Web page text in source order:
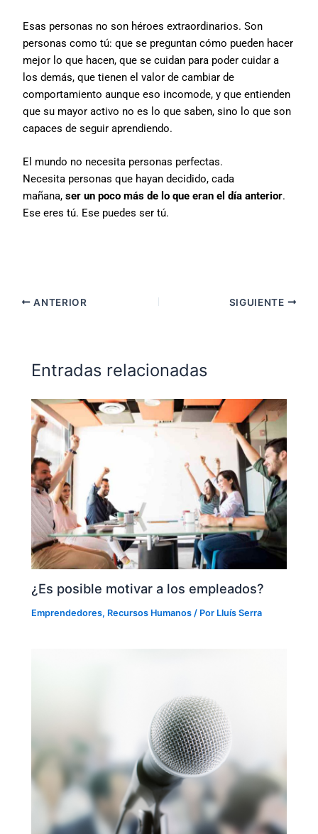
Esas personas no son héroes extraordinarios. Son
personas como tú: que se preguntan cómo pueden hacer
mejor lo que hacen, que se cuidan para poder cuidar a
los demás, que tienen el valor de cambiar de
comportamiento aunque eso incomode, y que entienden
que su mayor activo no es lo que saben, sino lo que son
capaces de seguir aprendiendo.
El mundo no necesita personas perfectas.
Necesita personas que hayan decidido, cada
mañana,ser un poco más de lo que eran el día anterior.
Ese eres tú. Ese puedes ser tú.
ANTERIOR SIGUIENTE
Entradas relacionadas
¿Es posible motivar a los empleados?
Emprendedores, Recursos Humanos / Por Lluís Serra